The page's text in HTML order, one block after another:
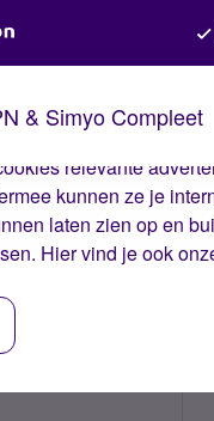
zorgen wij ervoor
relevante
kunnen ze je
laten zien op en
Hier vind je ook
& Simyo Compleet